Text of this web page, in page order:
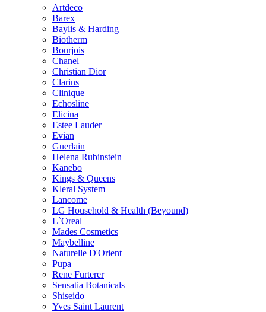
Artdeco
Barex
Baylis & Harding
Biotherm
Bourjois
Chanel
Christian Dior
Clarins
Clinique
Echosline
Elicina
Estee Lauder
Evian
Guerlain
Helena Rubinstein
Kanebo
Kings & Queens
Kleral System
Lancome
LG Household & Health (Beyound)
L`Oreal
Mades Cosmetics
Maybelline
Naturelle D'Orient
Pupa
Rene Furterer
Sensatia Botanicals
Shiseido
Yves Saint Laurent